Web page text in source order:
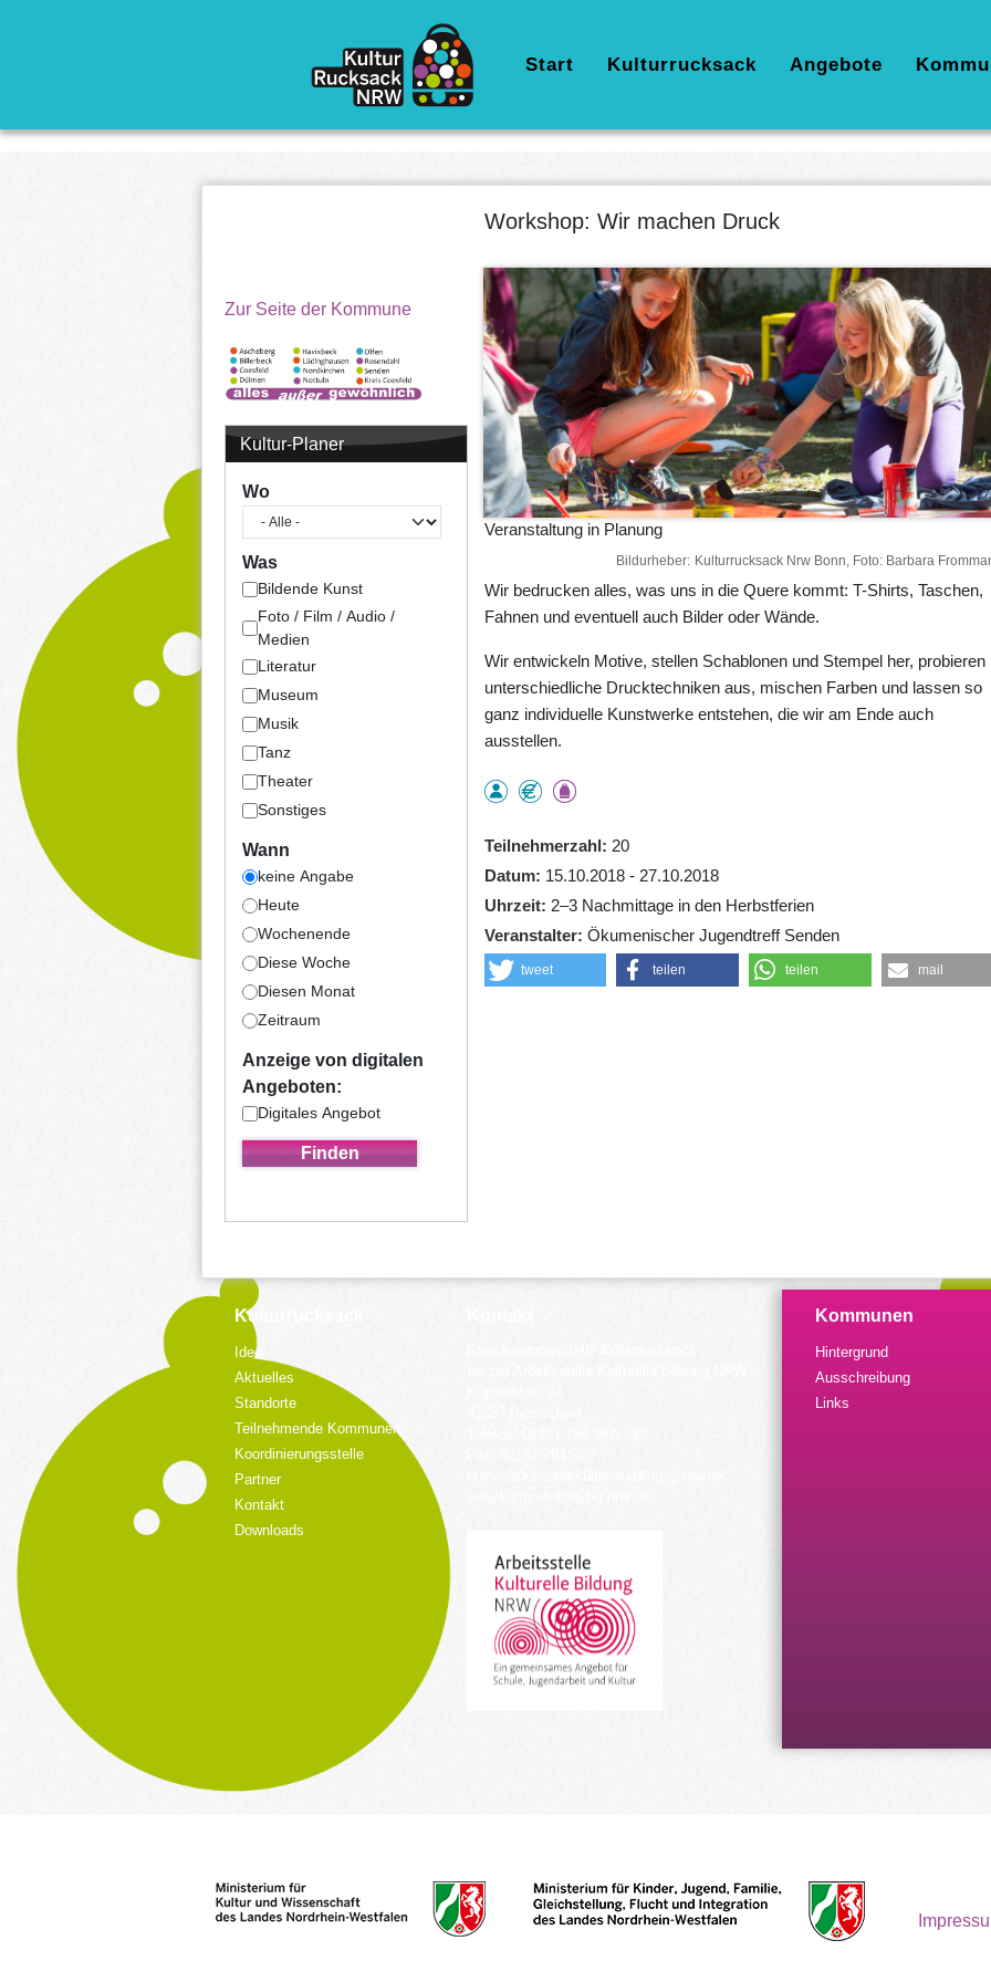
Hauptnavigation
Start Kulturrucksack Angebote
Zur Seite der Kommune
Kultur-Planer
Wo
Was
Bildende Kunst
Foto / Film / Audio /
Medien
Literatur
Museum
Musik
Tanz
Theater
Sonstiges
Wann
keine Angabe
Heute
Wochenende
Diese Woche
Diesen Monat
Zeitraum
Anzeige von digitalen
Angeboten:
Digitales Angebot
Workshop: Wir machen Druck
Veranstaltung in Planung
Bildurheber Kulturrucksack Nrw Bonn, Foto: Barbara
Wir bedrucken alles, was uns in die Quere kommt: T-Shirts, Taschen,
Fahnen und eventuell auch Bilder oder Wände.
Wir entwickeln Motive, stellen Schablonen und Stempel her, probieren
unterschiedliche Drucktechniken aus, mischen Farben und lassen so
ganz individuelle Kunstwerke entstehen, die wir am Ende auch
ausstellen.
Teilnehmerzahl
20
Datum
15.10.2018 - 27.10.2018
Uhrzeit
2–3 Nachmittage in den Herbstferien
Veranstalter Ökumenischer Jugendtreff Senden
tweet teilen teilen mail
Kulturrucksack
Idee
Aktuelles
Standorte
Teilnehmende Kommunen
Koordinierungsstelle
Partner
Kontakt
Downloads
Kommunen
Hintergrund
Ausschreibung
Links